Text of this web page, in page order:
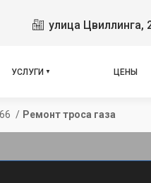
улица Цвиллинга,
УСЛУГИ ЦЕНЫ
/ Ремонт троса газа